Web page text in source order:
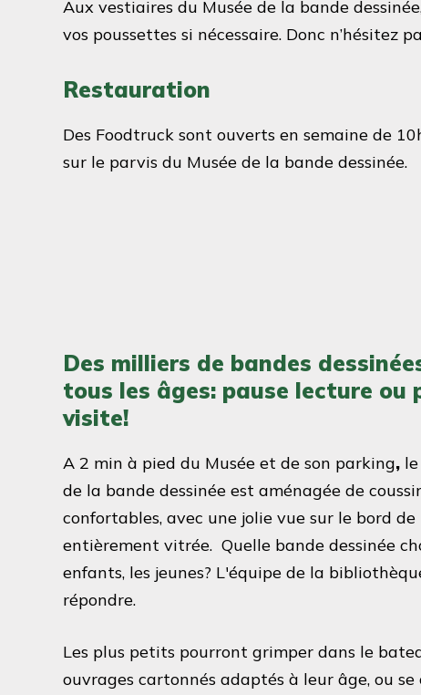
Aux vestiaires du Musée de la bande
vos poussettes si nécessaire. Donc n’hésitez
Restauration
Des Foodtruck sont ouverts en semaine de
sur le parvis du Musée de la bande dessinée.
Des milliers de bandes
tous les âges: pause lecture ou
visite!
A 2 min à pied du Musée et de son parking,
de la bande dessinée est aménagée de
confortables, avec une jolie vue sur le bord
entièrement vitrée. Quelle bande dessinée
enfants, les jeunes? L'équipe de la
répondre.
Les plus petits pourront grimper dans le
ouvrages cartonnés adaptés à leur âge, ou